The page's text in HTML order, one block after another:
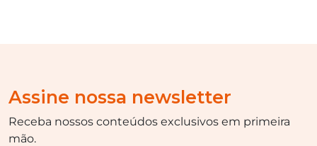
Assine nossa newsletter
Receba nossos conteúdos exclusivos em primeira
mão.